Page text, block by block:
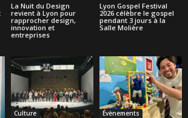
La Nuit du Design
revient à Lyon pour
rapprocher design,
innovation et
entreprises
Lyon Gospel Festival
2026 célèbre le gospel
pendant 3 jours à la
Salle Molière
Culture Évènements